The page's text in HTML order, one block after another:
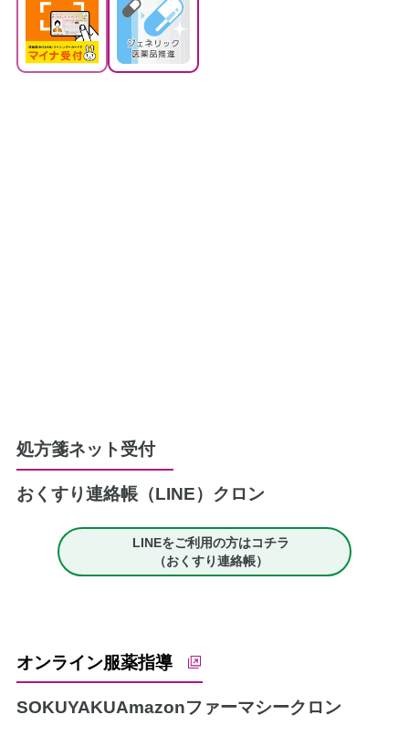
処方箋ネット受付
おくすり連絡帳（LINE） クロン
LINEをご利用の方はコチラ
（おくすり連絡帳）
オンライン服薬指導
SOKUYAKUAmazonファーマシークロン